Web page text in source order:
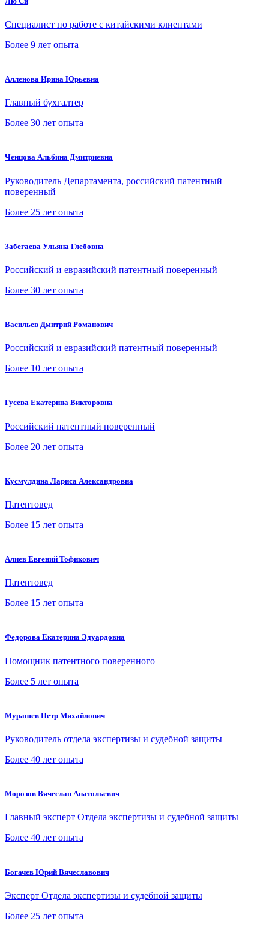
Специалист по работе с китайскими клиентами
Более 9 лет опыта
Алленова Ирина Юрьевна
Главный бухгалтер
Более 30 лет опыта
Ченцова Альбина Дмитриевна
Руководитель Департамента, российский патентный
поверенный
Более 25 лет опыта
Забегаева Ульяна Глебовна
Российский и евразийский патентный поверенный
Более 30 лет опыта
Васильев Дмитрий Романович
Российский и евразийский патентный поверенный
Более 10 лет опыта
Гусева Екатерина Викторовна
Российский патентный поверенный
Более 20 лет опыта
Кусмулдина Лариса Александровна
Патентовед
Более 15 лет опыта
Алиев Евгений Тофикович
Патентовед
Более 15 лет опыта
Федорова Екатерина Эдуардовна
Помощник патентного поверенного
Более 5 лет опыта
Мурашев Петр Михайлович
Руководитель отдела экспертизы и судебной защиты
Более 40 лет опыта
Морозов Вячеслав Анатольевич
Главный эксперт Отдела экспертизы и судебной защиты
Более 40 лет опыта
Богачев Юрий Вячеславович
Эксперт Отдела экспертизы и судебной защиты
Более 25 лет опыта